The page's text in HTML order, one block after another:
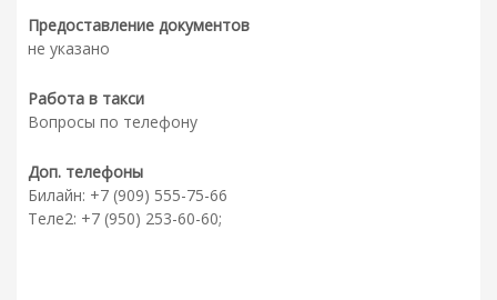
Предоставление документов
не указано
Работа в такси
Вопросы по телефону
Доп. телефоны
Билайн: +7 (909) 555-75-66
Теле2: +7 (950) 253-60-60;